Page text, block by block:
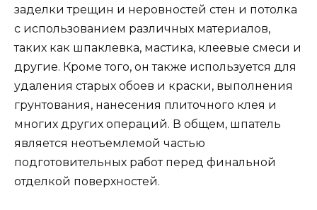
заделки трещин и неровностей стен и потолка
с использованием различных материалов,
таких как шпаклевка, мастика, клеевые смеси и
другие. Кроме того, он также используется для
удаления старых обоев и краски, выполнения
грунтования, нанесения плиточного клея и
многих других операций. В общем, шпатель
является неотъемлемой частью
подготовительных работ перед финальной
отделкой поверхностей.